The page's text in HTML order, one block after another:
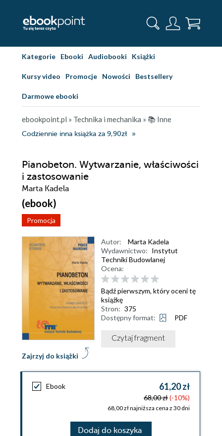
Kategorie Ebooki Audiobooki Książki
Kursy video Promocje Nowości Bestsellery
Darmowe ebooki
ebookpoint.pl » Technika i mechanika » 📚 Inne
Codziennie inna książka za 9,90zł
Pianobeton. Wytwarzanie, właściwości
i zastosowanie
Marta Kadela
(ebook)
Promocja
Zajrzyj do książki
Autor:
Marta Kadela
Wydawnictwo: Instytut
Techniki Budowlanej
Ocena:
Bądź pierwszym, który oceni tę
książkę
Stron: 375
Dostępny format:
PDF
Czytaj fragment
Ebook 61,20 zł
68,00 zł(-10%)
68,00 zł najniższa cena z 30 dni
Dodaj do koszyka